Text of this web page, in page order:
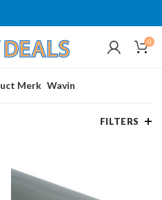
0
Merk Wavin
FILTERS